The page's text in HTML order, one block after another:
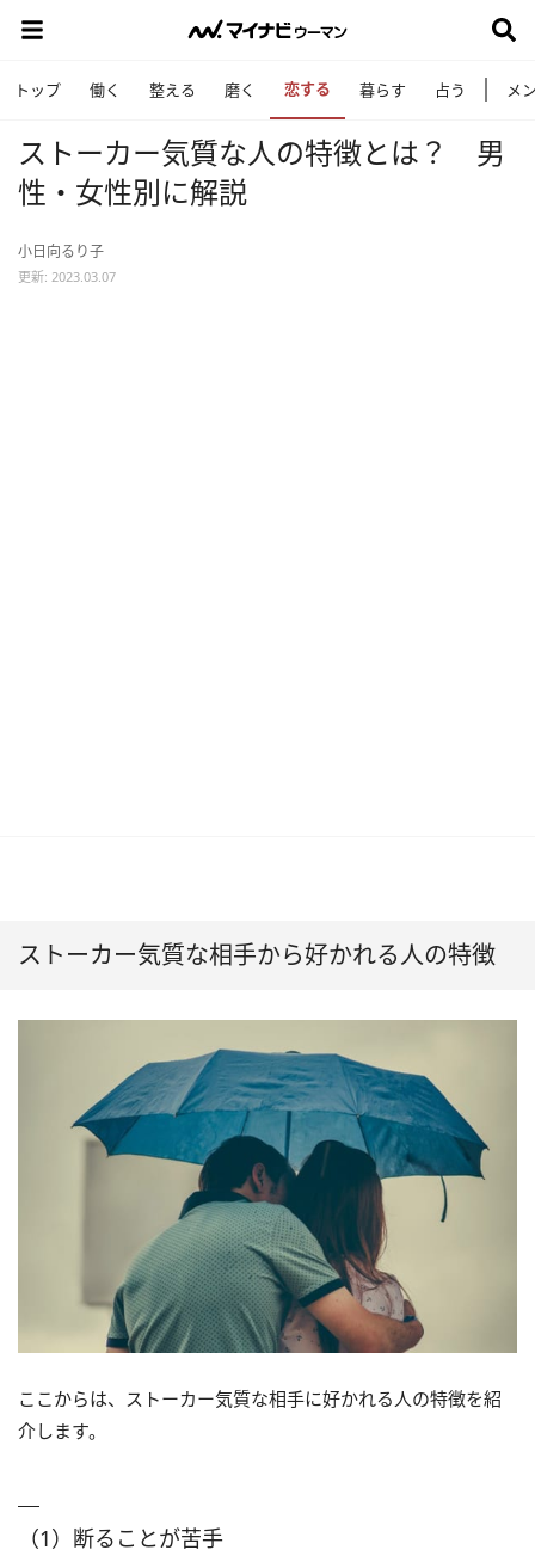
トップ 働く 整える 磨く 恋する 暮らす 占う メ
ストーカー気質な人の特徴とは？ 男
性・女性別に解説
小日向るり子
更新: 2023.03.07
ストーカー気質な相手から好かれる人の特徴
ここからは、ストーカー気質な相手に好かれる人の特徴を紹
介します。
（1）断ることが苦手